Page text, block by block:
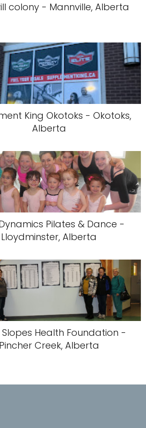
colony - Mannville, Alberta
King Okotoks - Okotoks,
Alberta
Pilates & Dance -
Lloydminster, Alberta
Slopes Health Foundation -
Pincher Creek, Alberta